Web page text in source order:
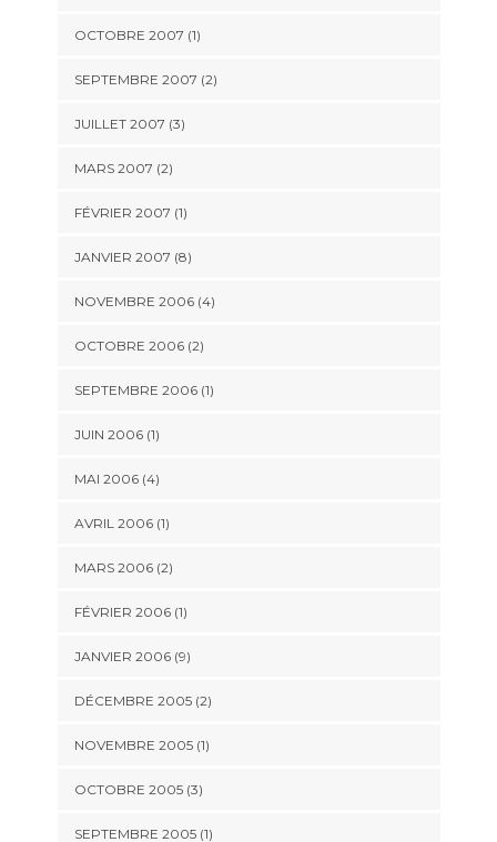
OCTOBRE 2007 (1)
SEPTEMBRE 2007 (2)
JUILLET 2007 (3)
MARS 2007 (2)
FÉVRIER 2007 (1)
JANVIER 2007 (8)
NOVEMBRE 2006 (4)
OCTOBRE 2006 (2)
SEPTEMBRE 2006 (1)
JUIN 2006 (1)
MAI 2006 (4)
AVRIL 2006 (1)
MARS 2006 (2)
FÉVRIER 2006 (1)
JANVIER 2006 (9)
DÉCEMBRE 2005 (2)
NOVEMBRE 2005 (1)
OCTOBRE 2005 (3)
SEPTEMBRE 2005 (1)